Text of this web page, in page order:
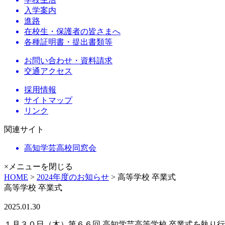
入学案内
進路
在校生・保護者の皆さまへ
各種証明書・提出書類等
お問い合わせ・資料請求
交通アクセス
採用情報
サイトマップ
リンク
関連サイト
高知学芸高校同窓会
×メニューを閉じる
HOME > 2024年度のお知らせ > 高等学校 卒業式
高等学校 卒業式
2025.01.30